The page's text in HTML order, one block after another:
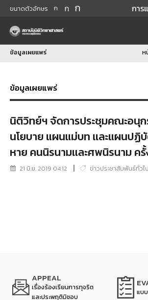
ขนาดตัวอักษร ก ก ก การ
ข้อมูลเผยแพร่ ห
ข้อมูลเผยแพร่
นิติวิทย์ฯ จัดการประชุมคณะอนุ
นโยบาย แผนแม่บท เเละแผนปฏิ
หาย คนนิรนามเเละศพนิรนาม ค
21 มิ.ย. 2019 04:12 ข่าวประชาสัมพันธ์ทั่วไป
APPEAL
เรื่องร้องเรียนการทุจริต
และประพฤติมิชอบ
แบ